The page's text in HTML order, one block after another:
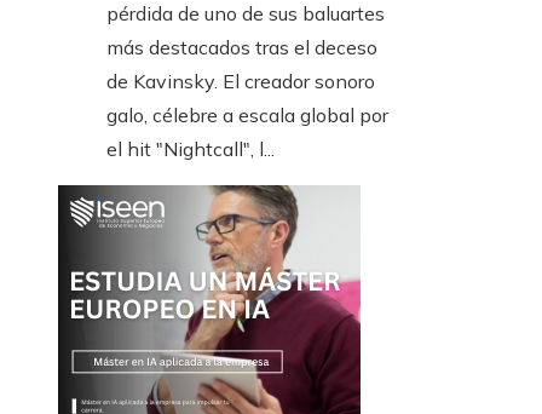
pérdida de uno de sus baluartes
más destacados tras el deceso
de Kavinsky. El creador sonoro
galo, célebre a escala global por
el hit "Nightcall", l...